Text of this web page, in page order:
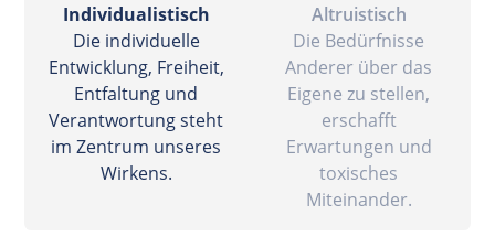
Individualistisch
Die individuelle
Entwicklung, Freiheit,
Entfaltung und
Verantwortung steht
im Zentrum unseres
Wirkens.
Altruistisch
Die Bedürfnisse
Anderer über das
Eigene zu stellen,
erschafft
Erwartungen und
toxisches
Miteinander.